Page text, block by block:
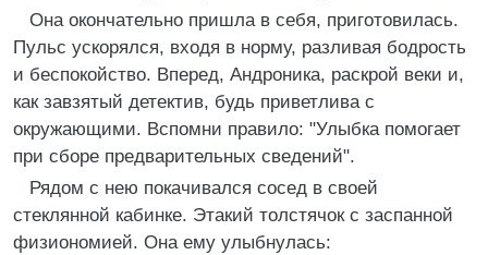
Она окончательно пришла в себя, приготовилась.
Пульс ускорялся, входя в норму, разливая бодрость
и беспокойство. Вперед, Андроника, раскрой веки и,
как завзятый детектив, будь приветлива с
окружающими. Вспомни правило: "Улыбка помогает
при сборе предварительных сведений".
Рядом с нею покачивался сосед в своей
стеклянной кабинке. Этакий толстячок с заспанной
физиономией. Она ему улыбнулась: